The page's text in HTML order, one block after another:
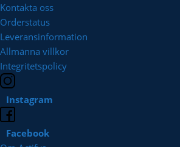
Kontakta oss
Orderstatus
Leveransinformation
Allmänna villkor
Integritetspolicy
Instagram
Facebook